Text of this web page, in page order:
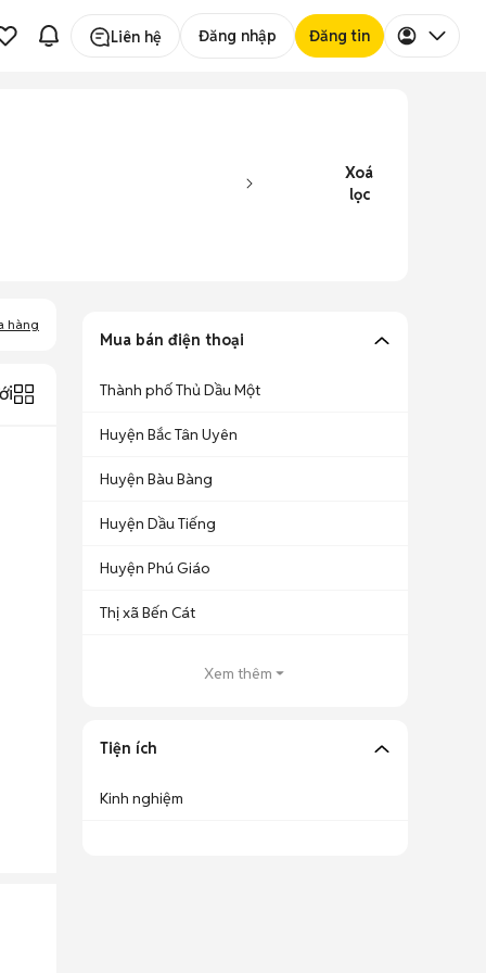
Liên hệ Đăng nhập Đăng tin
Xoá
lọc
hàng
Mua bán điện thoại
Thành phố Thủ Dầu Một
Huyện Bắc Tân Uyên
Huyện Bàu Bàng
Huyện Dầu Tiếng
Huyện Phú Giáo
Thị xã Bến Cát
Xem thêm
Tiện ích
Kinh nghiệm